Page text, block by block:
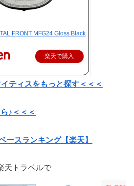
FRONT MFG24 Gloss Black
楽天で購入
ティスをもっと探す＜＜＜
♪＜＜＜
ースランキング【楽天】
天トラベルで